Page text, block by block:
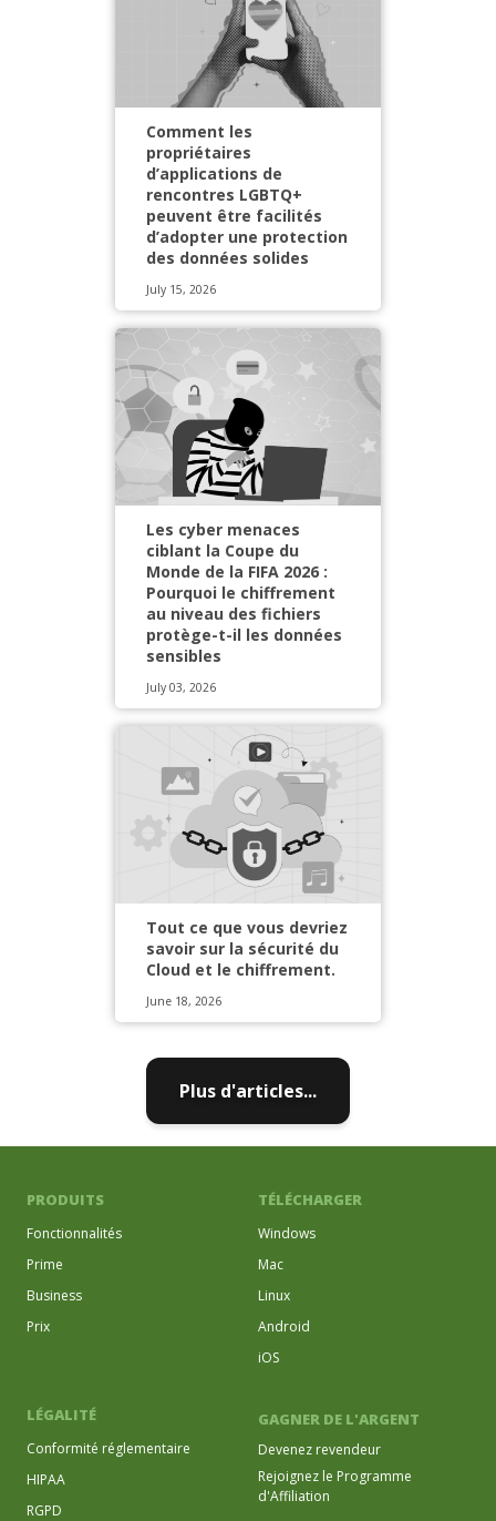
Comment les
propriétaires
d’applications de
rencontres LGBTQ+
peuvent être facilités
d’adopter une protection
des données solides
July 15, 2026
Les cyber menaces
ciblant la Coupe du
Monde de la FIFA 2026 :
Pourquoi le chiffrement
au niveau des fichiers
protège-t-il les données
sensibles
July 03, 2026
Tout ce que vous devriez
savoir sur la sécurité du
Cloud et le chiffrement.
June 18, 2026
Plus d'articles...
PRODUITS
Fonctionnalités
Prime
Business
Prix
TÉLÉCHARGER
Windows
Mac
Linux
Android
iOS
LÉGALITÉ
Conformité réglementaire
HIPAA
RGPD
GAGNER DE L'ARGENT
Devenez revendeur
Rejoignez le Programme
d'Affiliation